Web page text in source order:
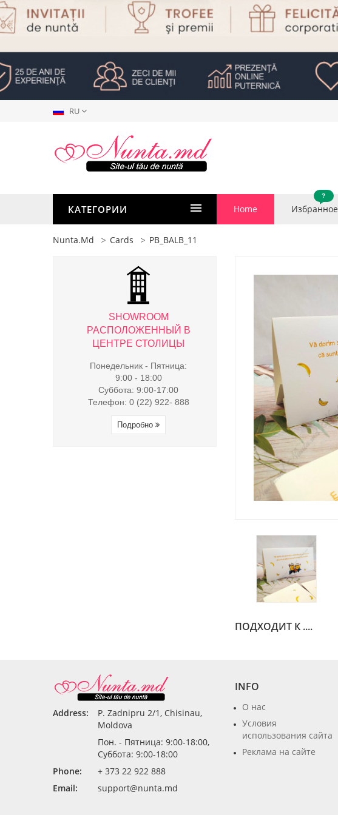
RU
КАТЕГОРИИ Home Избранное
?
Nunta.md Cards PB_BALB_11
ПОДХОДИТ К ....
SHOWROOM
РАСПОЛОЖЕННЫЙ В
ЦЕНТРЕ СТОЛИЦЫ
Понедельник - Пятница:
9:00 - 18:00
Суббота: 9:00-17:00
Телефон: 0 (22) 922- 888
Подробно
SHOWROOM
РАСПОЛОЖЕННЫЙ В
ЦЕНТРЕ СТОЛИЦЫ
Понедельник - Пятница:
9:00 - 18:00
Суббота: 9:00-17:00
Телефон: 0 (22) 922- 888
Подробно
Address:
P. Zadnipru 2/1, Chisinau,
Moldova
Пон. - Пятница: 9:00-18:00,
Суббота: 9:00-18:00
Phone:
+ 373 22 922 888
Email:
support@nunta.md
INFO
О нас
Условия
использования сайта
Реклама на сайте